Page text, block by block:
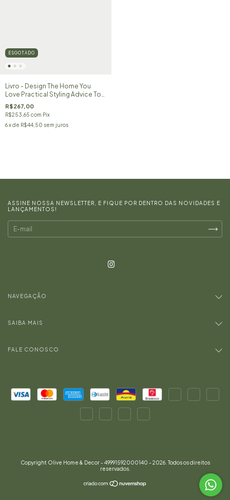
ESGOTADO
Livro - Design The Home You
Love Practical Styling Advice To
Make The Most Of Your
R$267,00
R$253,65 com Pix
6x de R$44,50 sem juros
ASSINE NOSSA NEWSLETTER, E FIQUE POR DENTRO DAS NOVIDADES E
LANÇAMENTOS!
NAVEGAÇÃO
SAIBA MAIS
FALE CONOSCO
Copyright Olive Home & Decor - 49991592000140 - 2026. Todos os direitos
reservados.